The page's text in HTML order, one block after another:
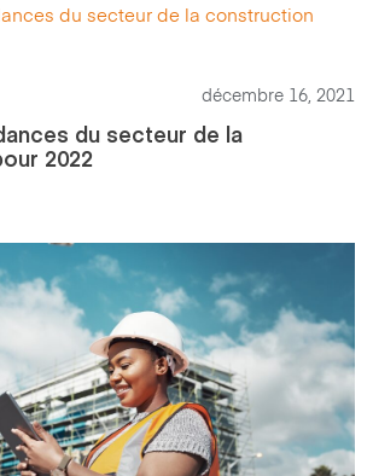
décembre 16, 2021
du secteur de la
2022